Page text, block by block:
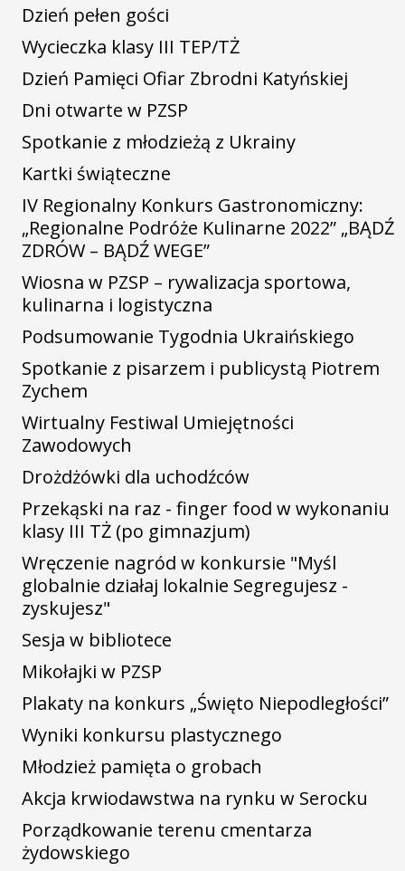
Dzień pełen gości
Wycieczka klasy III TEP/TŻ
Dzień Pamięci Ofiar Zbrodni Katyńskiej
Dni otwarte w PZSP
Spotkanie z młodzieżą z Ukrainy
Kartki świąteczne
IV Regionalny Konkurs Gastronomiczny:
„Regionalne Podróże Kulinarne 2022” „BĄDŹ
ZDRÓW – BĄDŹ WEGE”
Wiosna w PZSP – rywalizacja sportowa,
kulinarna i logistyczna
Podsumowanie Tygodnia Ukraińskiego
Spotkanie z pisarzem i publicystą Piotrem
Zychem
Wirtualny Festiwal Umiejętności
Zawodowych
Drożdżówki dla uchodźców
Przekąski na raz - finger food w wykonaniu
klasy III TŻ (po gimnazjum)
Wręczenie nagród w konkursie "Myśl
globalnie działaj lokalnie Segregujesz -
zyskujesz"
Sesja w bibliotece
Mikołajki w PZSP
Plakaty na konkurs „Święto Niepodległości”
Wyniki konkursu plastycznego
Młodzież pamięta o grobach
Akcja krwiodawstwa na rynku w Serocku
Porządkowanie terenu cmentarza
żydowskiego